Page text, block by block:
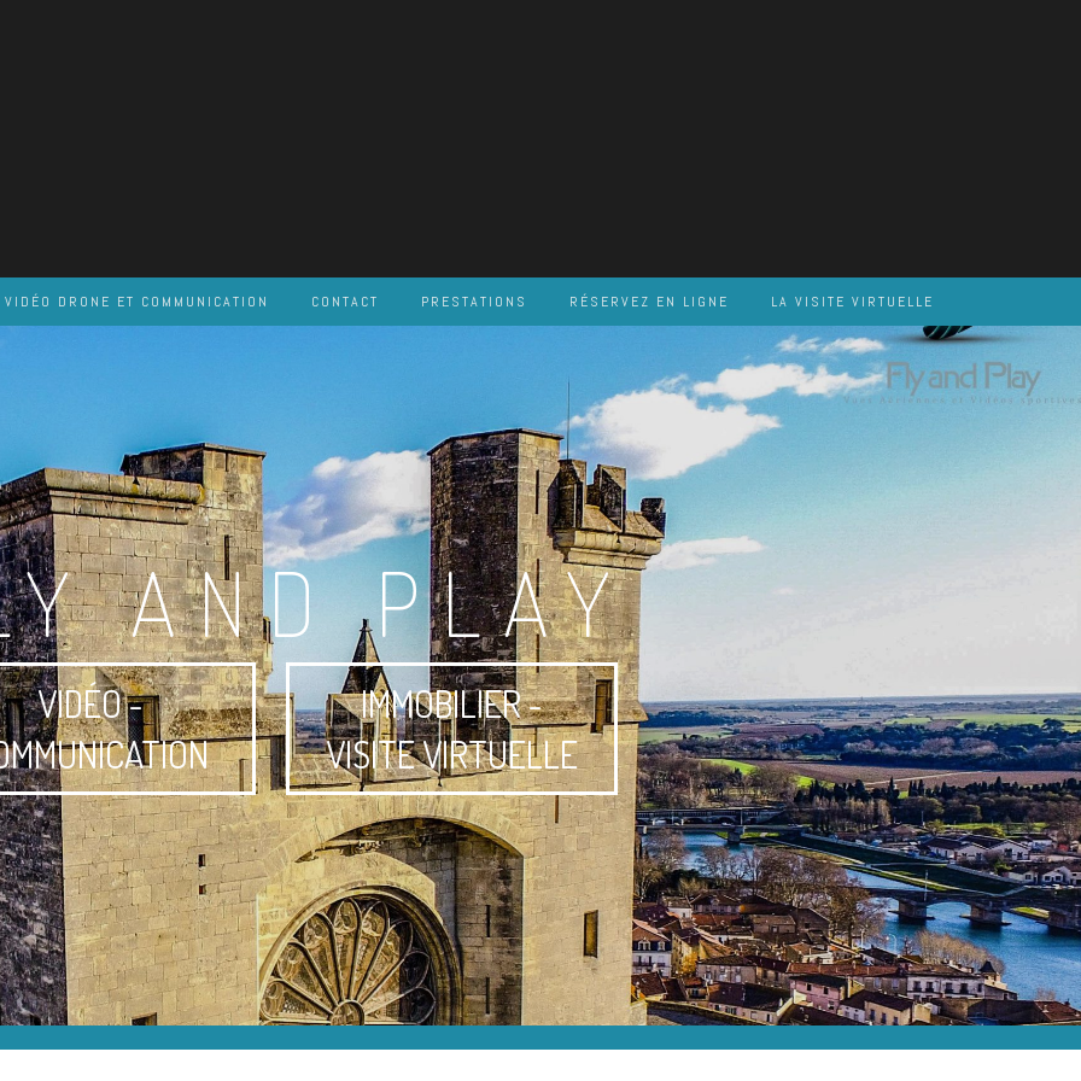
VIDÉO DRONE ET COMMUNICATION CONTACT PRESTATIONS RÉSERVEZ EN LIGNE LA VISITE VIRTUELLE
AND PLAY
VIDÉO -
IMMOBILIER -
VISITE VIRTUELLE